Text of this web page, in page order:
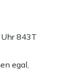
843T
egal,